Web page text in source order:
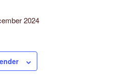
2024